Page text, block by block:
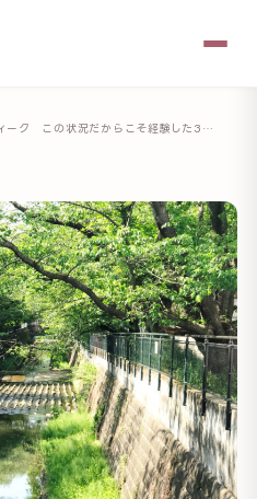
緊急事態宣言下の2020年ゴールデンウィーク この状況だからこそ経験した3つのこと